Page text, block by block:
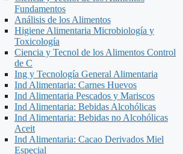
Fundamentos
Análisis de los Alimentos
Higiene Alimentaria Microbiología y
Toxicología
Ciencia y Tecnol de los Alimentos Control
de C
Ing y Tecnología General Alimentaria
Ind Alimentaria: Carnes Huevos
Ind Alimentaria Pescados y Mariscos
Ind Alimentaria: Bebidas Alcohólicas
Ind Alimentaria: Bebidas no Alcohólicas
Aceit
Ind Alimentaria: Cacao Derivados Miel
Especial